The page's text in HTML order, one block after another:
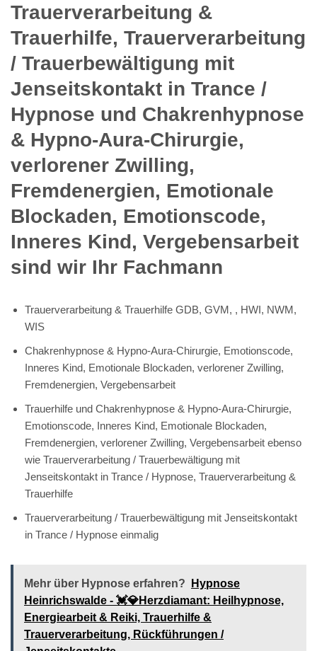
Trauerverarbeitung &
Trauerhilfe, Trauerverarbeitung
/ Trauerbewältigung mit
Jenseitskontakt in Trance /
Hypnose und Chakrenhypnose
& Hypno-Aura-Chirurgie,
verlorener Zwilling,
Fremdenergien, Emotionale
Blockaden, Emotionscode,
Inneres Kind, Vergebensarbeit
sind wir Ihr Fachmann
Trauerverarbeitung & Trauerhilfe GDB, GVM, , HWI, NWM,
WIS
Chakrenhypnose & Hypno-Aura-Chirurgie, Emotionscode,
Inneres Kind, Emotionale Blockaden, verlorener Zwilling,
Fremdenergien, Vergebensarbeit
Trauerhilfe und Chakrenhypnose & Hypno-Aura-Chirurgie,
Emotionscode, Inneres Kind, Emotionale Blockaden,
Fremdenergien, verlorener Zwilling, Vergebensarbeit ebenso
wie Trauerverarbeitung / Trauerbewältigung mit
Jenseitskontakt in Trance / Hypnose, Trauerverarbeitung &
Trauerhilfe
Trauerverarbeitung / Trauerbewältigung mit Jenseitskontakt
in Trance / Hypnose einmalig
Mehr über Hypnose erfahren?
Hypnose
Heinrichswalde - 💓️💎Herzdiamant: Heilhypnose,
Energiearbeit & Reiki, Trauerhilfe &
Trauerverarbeitung, Rückführungen /